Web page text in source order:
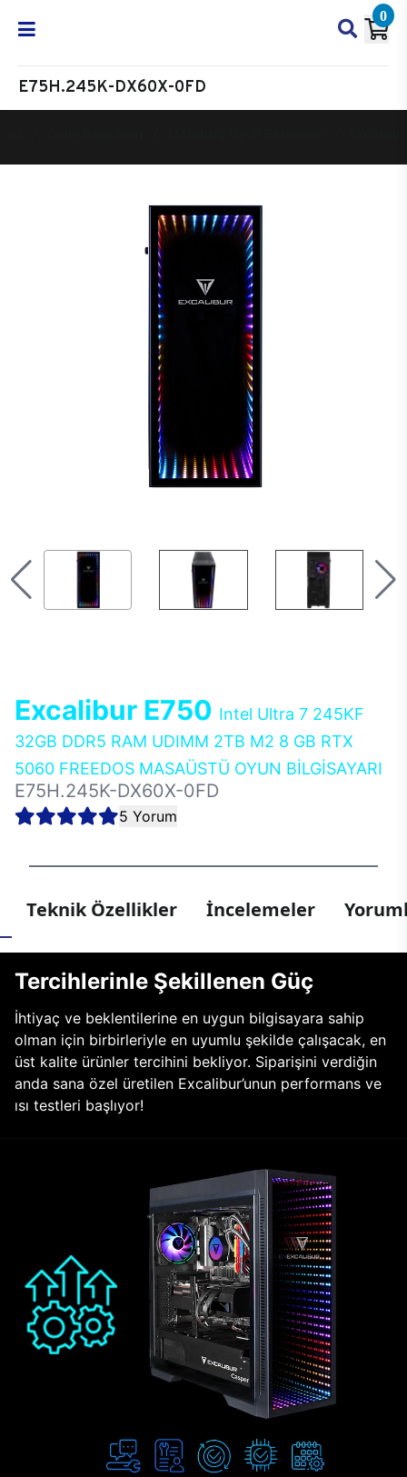
0
E75H.245K-DX60X-0FD
Excalibur E750 Intel Ultra 7 245KF
32GB DDR5 RAM UDIMM 2TB M2 8 GB RTX
5060 FREEDOS MASAÜSTÜ OYUN BİLGİSAYARI
E75H.245K-DX60X-0FD
5 Yorum
Teknik Özellikler İncelemeler
Tercihlerinle Şekillenen Güç
İhtiyaç ve beklentilerine en uygun bilgisayara sahip
olman için birbirleriyle en uyumlu şekilde çalışacak, en
üst kalite ürünler tercihini bekliyor. Siparişini verdiğin
anda sana özel üretilen Excalibur’unun performans ve
ısı testleri başlıyor!